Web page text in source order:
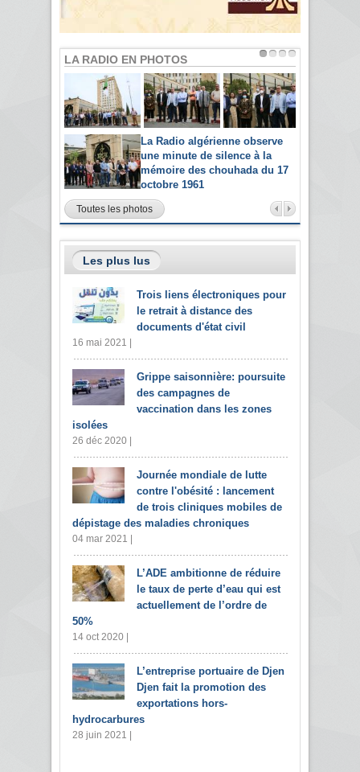
LA RADIO EN PHOTOS
La Radio algérienne observe
une minute de silence à la
mémoire des chouhada du 17
octobre 1961
Toutes les photos
Les plus lus
Trois liens électroniques pour
le retrait à distance des
documents d'état civil
16 mai 2021 |
Grippe saisonnière: poursuite
des campagnes de
vaccination dans les zones
isolées
26 déc 2020 |
Journée mondiale de lutte
contre l'obésité : lancement
de trois cliniques mobiles de
dépistage des maladies chroniques
04 mar 2021 |
L’ADE ambitionne de réduire
le taux de perte d’eau qui est
actuellement de l’ordre de
50%
14 oct 2020 |
L’entreprise portuaire de Djen
Djen fait la promotion des
exportations hors-
hydrocarbures
28 juin 2021 |